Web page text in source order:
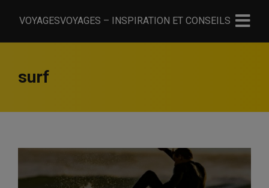
VOYAGESVOYAGES – INSPIRATION ET CONSEILS
surf